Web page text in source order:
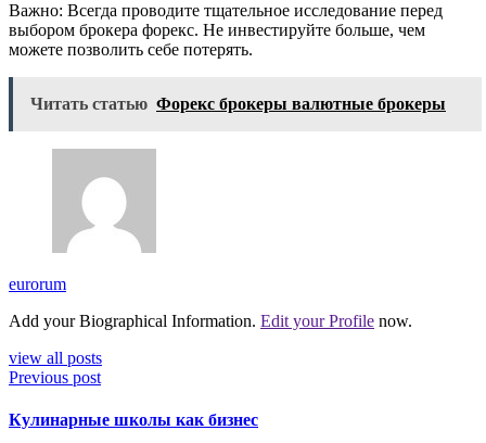
Важно: Всегда проводите тщательное исследование перед
выбором брокера форекс. Не инвестируйте больше, чем
можете позволить себе потерять.
Читать статью Форекс брокеры валютные брокеры
eurorum
Add your Biographical Information. Edit your Profile now.
view all posts
Previous post
Кулинарные школы как бизнес